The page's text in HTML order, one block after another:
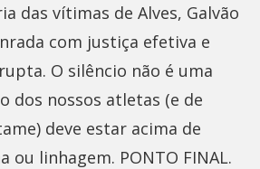
das vítimas de Alves, Galvão
com justiça efetiva e
O silêncio não é uma
dos nossos atletas (e de
deve estar acima de
ou linhagem. PONTO FINAL.​